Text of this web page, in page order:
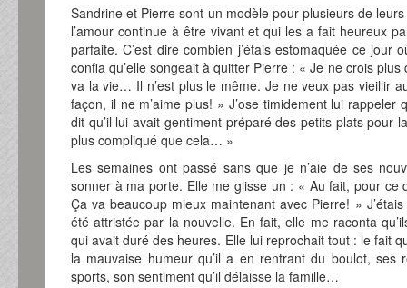
Sandrine et Pierre sont un modèle pour plusieurs de
l’amour continue à être vivant et qui les a fait heureux
parfaite. C’est dire combien j’étais estomaquée ce jour
confia qu’elle songeait à quitter Pierre : « Je ne crois
va la vie… Il n’est plus le même. Je ne veux pas vieillir
façon, il ne m’aime plus! » J’ose timidement lui rappeler
dit qu’il lui avait gentiment préparé des petits plats pour
plus compliqué que cela… »
Les semaines ont passé sans que je n’aie de ses
sonner à ma porte. Elle me glisse un : « Au fait, pour ce
Ça va beaucoup mieux maintenant avec Pierre! »
été attristée par la nouvelle. En fait, elle me raconta
qui avait duré des heures. Elle lui reprochait tout : le fait
la mauvaise humeur qu’il a en rentrant du boulot, ses
sports, son sentiment qu’il délaisse la famille…